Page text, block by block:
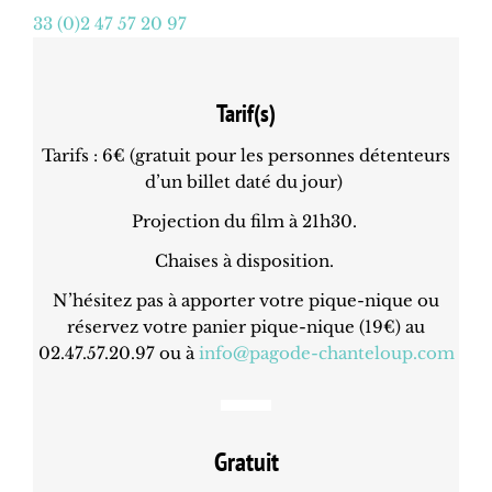
33 (0)2 47 57 20 97
Tarif(s)
Tarifs : 6€ (gratuit pour les personnes détenteurs
d’un billet daté du jour)
Projection du film à 21h30.
Chaises à disposition.
N’hésitez pas à apporter votre pique-nique ou
réservez votre panier pique-nique (19€) au
02.47.57.20.97 ou àinfo@pagode-chanteloup.com
Gratuit